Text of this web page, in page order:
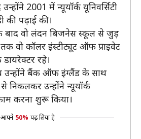
2001 में न्यूयॉर्क यूनिवर्सिटी
की पढ़ाई की।
बाद वो लंदन बिजनेस स्कूल से जुड़
वो कॉलर इंस्टीट्यूट ऑफ प्राइवेट
रहे।
बैंक ऑफ इंग्लैंड के साथ
निकलकर उन्होंने न्यूयॉर्क
करना शुरू किया।
आपने 50% पढ़ लिया है